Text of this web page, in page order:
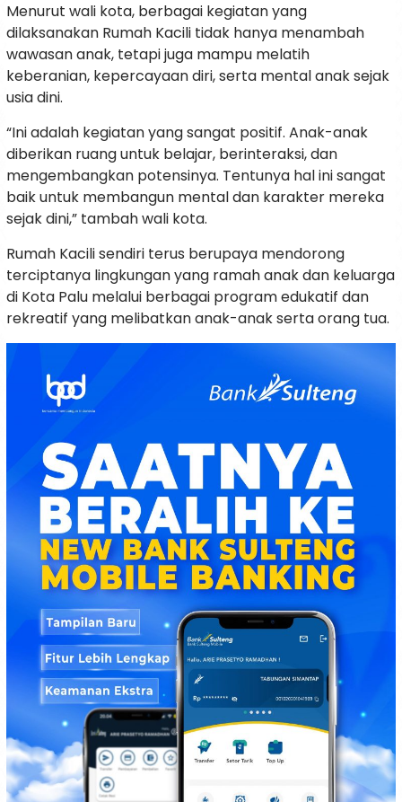
Menurut wali kota, berbagai kegiatan yang
dilaksanakan Rumah Kacili tidak hanya menambah
wawasan anak, tetapi juga mampu melatih
keberanian, kepercayaan diri, serta mental anak sejak
usia dini.
“Ini adalah kegiatan yang sangat positif. Anak-anak
diberikan ruang untuk belajar, berinteraksi, dan
mengembangkan potensinya. Tentunya hal ini sangat
baik untuk membangun mental dan karakter mereka
sejak dini,” tambah wali kota.
Rumah Kacili sendiri terus berupaya mendorong
terciptanya lingkungan yang ramah anak dan keluarga
di Kota Palu melalui berbagai program edukatif dan
rekreatif yang melibatkan anak-anak serta orang tua.